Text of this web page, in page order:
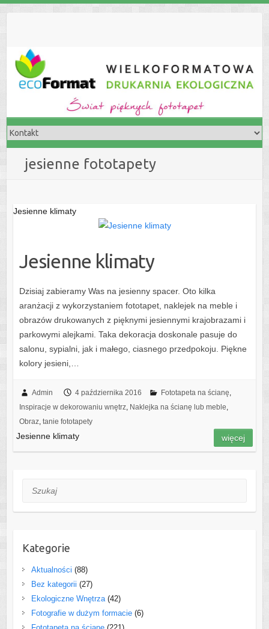
jesienne fototapety
Jesienne klimaty
Jesienne klimaty
Dzisiaj zabieramy Was na jesienny spacer. Oto kilka
aranżacji z wykorzystaniem fototapet, naklejek na meble i
obrazów drukowanych z pięknymi jesiennymi krajobrazami i
parkowymi alejkami. Taka dekoracja doskonale pasuje do
salonu, sypialni, jak i małego, ciasnego przedpokoju. Piękne
kolory jesieni,…
Admin 4 października 2016 Fototapeta na ścianę,
Inspiracje w dekorowaniu wnętrz, Naklejka na ścianę lub meble,
Obraz, tanie fototapety
Jesienne klimaty więcej
Szukaj
Kategorie
Aktualności (88)
Bez kategorii (27)
Ekologiczne Wnętrza(42)
Fotografie w dużym formacie(6)